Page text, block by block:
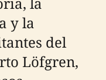
y la
del
Löfgren,